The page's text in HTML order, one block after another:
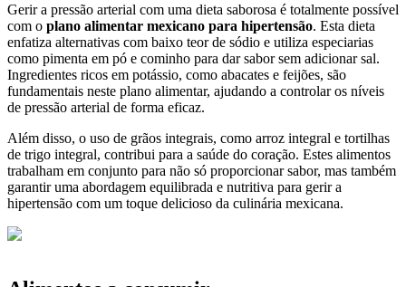
Gerir a pressão arterial com uma dieta saborosa é totalmente possível
com o plano alimentar mexicano para hipertensão. Esta dieta
enfatiza alternativas com baixo teor de sódio e utiliza especiarias
como pimenta em pó e cominho para dar sabor sem adicionar sal.
Ingredientes ricos em potássio, como abacates e feijões, são
fundamentais neste plano alimentar, ajudando a controlar os níveis
de pressão arterial de forma eficaz.
Além disso, o uso de grãos integrais, como arroz integral e tortilhas
de trigo integral, contribui para a saúde do coração. Estes alimentos
trabalham em conjunto para não só proporcionar sabor, mas também
garantir uma abordagem equilibrada e nutritiva para gerir a
hipertensão com um toque delicioso da culinária mexicana.